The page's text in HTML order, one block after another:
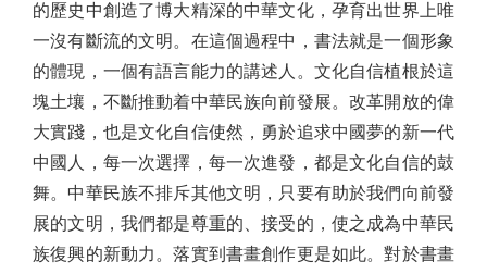
的歷史中創造了博大精深的中華文化，孕育出世界上唯
一沒有斷流的文明。在這個過程中，書法就是一個形象
的體現，一個有語言能力的講述人。文化自信植根於這
塊土壤，不斷推動着中華民族向前發展。改革開放的偉
大實踐，也是文化自信使然，勇於追求中國夢的新一代
中國人，每一次選擇，每一次進發，都是文化自信的鼓
舞。中華民族不排斥其他文明，只要有助於我們向前發
展的文明，我們都是尊重的、接受的，使之成為中華民
族復興的新動力。落實到書畫創作更是如此。對於書畫